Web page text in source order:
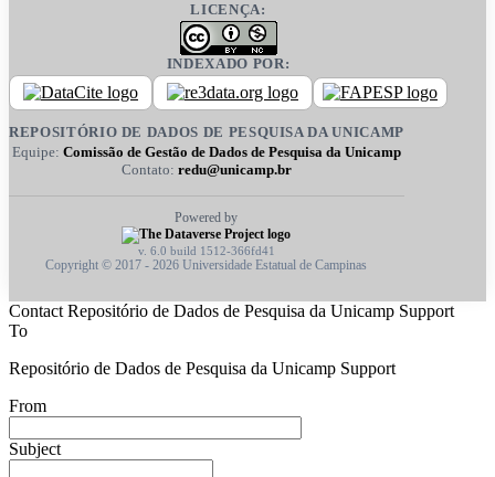
LICENÇA:
INDEXADO POR:
REPOSITÓRIO DE DADOS DE PESQUISA DA UNICAMP
Equipe: Comissão de Gestão de Dados de Pesquisa da Unicamp
Contato: redu@unicamp.br
Powered by
v. 6.0 build 1512-366fd41
Copyright © 2017 - 2026 Universidade Estatual de Campinas
Contact Repositório de Dados de Pesquisa da Unicamp Support
To
Repositório de Dados de Pesquisa da Unicamp Support
From
Subject